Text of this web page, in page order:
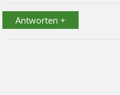
Antworten +